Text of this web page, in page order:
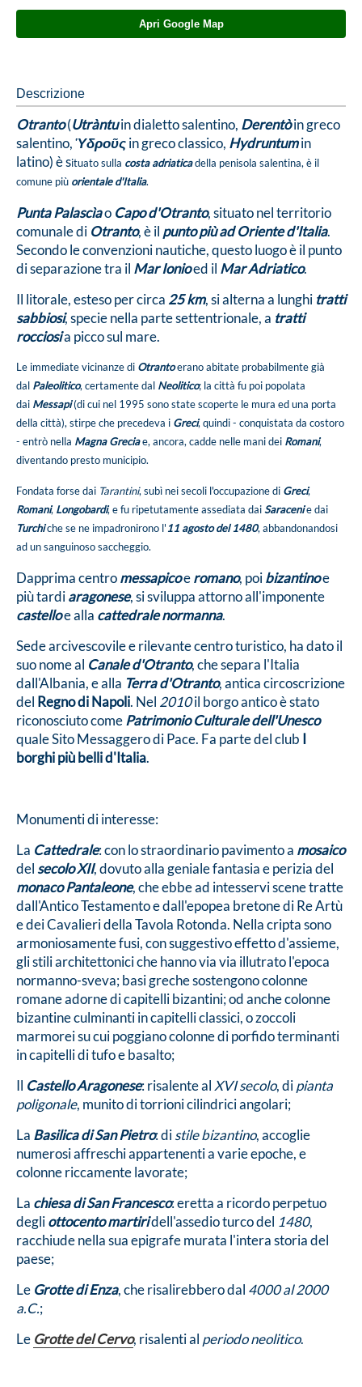
Apri Google Map
Descrizione
Otranto(Utràntuin dialetto salentino, Derentòin greco
salentino,Ὑδροῦςin greco classico, Hydruntumin
latino) è situato sulla costa adriaticadella penisola salentina, è il
comune più orientale d'Italia.
Punta Palascìao Capo d'Otranto, situato nel territorio
comunale di Otranto, è il punto più ad Oriente d'Italia.
Secondo le convenzioni nautiche, questo luogo è il punto
di separazione tra il Mar Ionioed il Mar Adriatico.
Il litorale, esteso per circa 25 km, si alterna a lunghi tratti
sabbiosi, specie nella parte settentrionale, a tratti
rocciosia picco sul mare.
Le immediate vicinanze di Otrantoerano abitate probabilmente già
dal Paleolitico, certamente dal Neolitico; la città fu poi popolata
dai Messapi(di cui nel 1995 sono state scoperte le mura ed una porta
della città), stirpe che precedeva i Greci, quindi - conquistata da costoro
- entrò nella Magna Greciae, ancora, cadde nelle mani dei Romani,
diventando presto municipio.
Fondata forse dai Tarantini, subì nei secoli l'occupazione di Greci,
Romani, Longobardi, e fu ripetutamente assediata daiSaracenie dai
Turchiche se ne impadronirono l'11 agosto del 1480, abbandonandosi
ad un sanguinoso saccheggio.
Dapprima centromessapicoeromano, poibizantinoe
più tardiaragonese, si sviluppa attorno all'imponente
castelloe alla cattedrale normanna.
Sede arcivescovile e rilevante centro turistico, ha dato il
suo nome al Canale d'Otranto, che separa l'Italia
dall'Albania, e alla Terra d'Otranto, antica circoscrizione
del Regno di Napoli. Nel 2010il borgo antico è stato
riconosciuto comePatrimonio Culturale dell'Unesco
quale Sito Messaggero di Pace. Fa parte del club I
borghi più belli d'Italia.
Monumenti di interesse:
La Cattedrale: con lo straordinario pavimento a mosaico
delsecolo XII, dovuto alla geniale fantasia e perizia del
monaco Pantaleone, che ebbe ad intesservi scene tratte
dall'Antico Testamento e dall'epopea bretone di Re Artù
e dei Cavalieri della Tavola Rotonda. Nella cripta sono
armoniosamente fusi, con suggestivo effetto d'assieme,
gli stili architettonici che hanno via via illutrato l'epoca
normanno-sveva; basi greche sostengono colonne
romane adorne di capitelli bizantini; od anche colonne
bizantine culminanti in capitelli classici, o zoccoli
marmorei su cui poggiano colonne di porfido terminanti
in capitelli di tufo e basalto;
Il Castello Aragonese: risalente alXVI secolo, dipianta
poligonale, munito di torrioni cilindrici angolari;
La Basilica di San Pietro: distile bizantino, accoglie
numerosi affreschi appartenenti a varie epoche, e
colonne riccamente lavorate;
La chiesa di San Francesco: eretta a ricordo perpetuo
degliottocento martiridell'assedio turco del 1480,
racchiude nella sua epigrafe murata l'intera storia del
paese;
Le Grotte di Enza, che risalirebbero dal 4000 al 2000
a.C.;
Le Grotte del Cervo, risalenti al periodo neolitico.